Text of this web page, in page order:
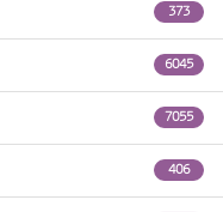
373
6045
7055
406